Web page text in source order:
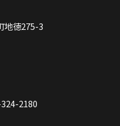
地徳275-3
2180